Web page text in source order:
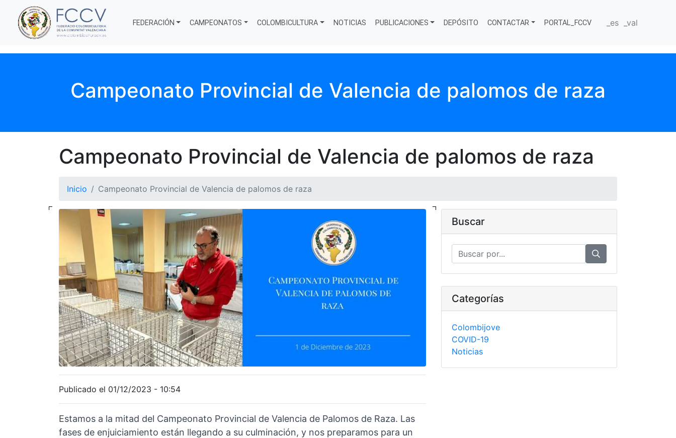
FEDERACIÓN CAMPEONATOS COLOMBICULTURA NOTICIAS PUBLICACIONES DEPÓSITO CONTACTAR PORTAL_FCCV _es _val
Campeonato Provincial de Valencia de palomos de raza
Campeonato Provincial de Valencia de palomos de raza
Inicio Campeonato Provincial de Valencia de palomos de raza
Publicado el 01/12/2023 - 10:54
Estamos a la mitad del Campeonato Provincial de Valencia de Palomos de Raza. Las
fases de enjuiciamiento están llegando a su culminación, y nos preparamos para un
Buscar
Categorías
Colombijove
COVID-19
Noticias